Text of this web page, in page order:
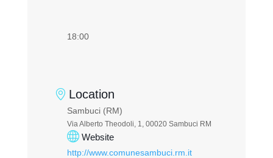
18:00
Location
Sambuci (RM)
Via Alberto Theodoli, 1, 00020 Sambuci RM
Website
http://www.comunesambuci.rm.it